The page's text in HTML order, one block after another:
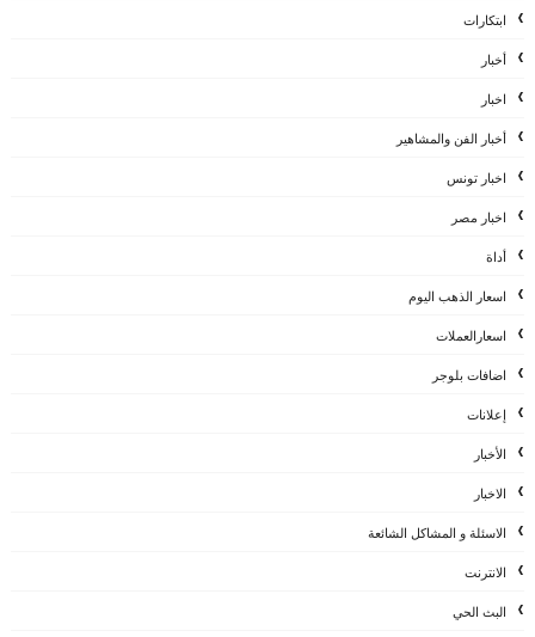
ابتكارات
أخبار
اخبار
أخبار الفن والمشاهير
اخبار تونس
اخبار مصر
أداة
اسعار الذهب اليوم
اسعارالعملات
اضافات بلوجر
إعلانات
الأخبار
الاخبار
الاسئلة و المشاكل الشائعة
الانترنت
البث الحي